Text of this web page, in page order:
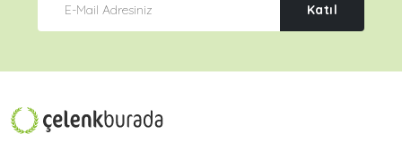
Katıl